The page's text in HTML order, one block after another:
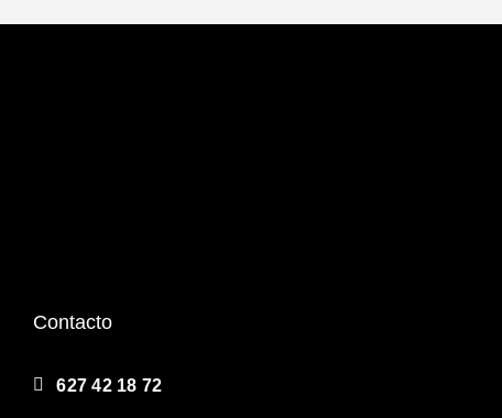
Contacto
627 42 18 72